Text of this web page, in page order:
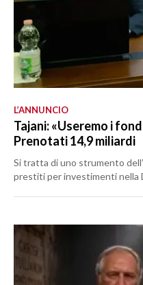
L’ANNUNCIO
Tajani: «Useremo i
Prenotati 14,9 miliardi
Si tratta di uno strumento
prestiti per investimenti nella